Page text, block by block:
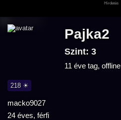
Pajka2
Szint: 3
11 éve tag, offline
218 ☀
macko9027
24 éves, férfi